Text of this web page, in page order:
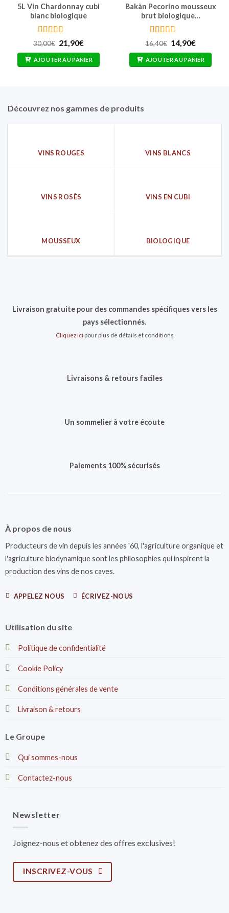
5L Vin Chardonnay cubi
blanc biologique
Note 4.62
sur 5
30,00€ Le
prix
initial
était :
21,90€Le
actuel
est :
AJOUTER AU PANIER
Bakàn Pecorino mousseux
brut biologique…
Note 5sur 5
16,40€ Le
prix
initial
était :
14,90€Le
actuel
est :
AJOUTER AU PANIER
Découvrez nos gammes de produits
VINS ROUGES VINS BLANCS
VINS ROSÈS VINS EN CUBI
MOUSSEUX BIOLOGIQUE
Livraison gratuite pour des commandes spécifiques vers les
pays sélectionnés.
Cliquez icipour plus de détails et conditions
Livraisons & retours faciles
Un sommelier à votre écoute
Paiements 100% sécurisés
À propos de nous
Producteurs de vin depuis les années '60, l'agriculture organique et
l'agriculture biodynamique sont les philosophies qui inspirent la
production des vins de nos caves.
APPELEZ NOUS ÉCRIVEZ-NOUS
Utilisation du site
Politique de confidentialité
Cookie Policy
Conditions générales de vente
Livraison & retours
Le Groupe
Qui sommes-nous
Contactez-nous
Newsletter
Joignez-nous et obtenez des offres exclusives!
INSCRIVEZ-VOUS